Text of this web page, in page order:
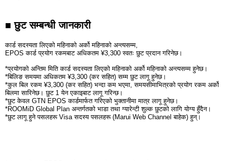
■ छुट सम्बन्धी जानकारी
कार्ड सदस्यता लिएको महिनाको अर्को महिनाको अन्त्यसम्म,
EPOS कार्ड प्रयोग रकमबाट अधिकतम ¥3,300 स्वतः छुट प्रदान गरिनेछ।
*प्रयोगको अन्तिम मिति कार्ड सदस्यता लिएको महिनाको अर्को महिनाको अन्त्यसम्म हुनेछ।
*बिलिङ समयमा अधिकतम ¥3,300 (कर सहित) सम्म छुट लागू हुनेछ।
*कुल बिल रकम ¥3,300 (कर सहित) भन्दा कम भएमा, समयसीमाभित्रको प्रयोग रकम अर्को
बिलमा सारिनेछ। छुट 1 येन एकाइबाट लागू गरिन्छ।
*छुट केवल GTN EPOS कार्डमार्फत गरिएको भुक्तानीमा मात्र लागू हुनेछ।
*ROOMiD Global Plan अन्तर्गतको भाडा तथा ग्यारेन्टी शुल्क छुटको लागि योग्य हुँदैन।
*छुट लागू हुने पसलहरू Visa सदस्य पसलहरू (Marui Web Channel बाहेक) हुन्।